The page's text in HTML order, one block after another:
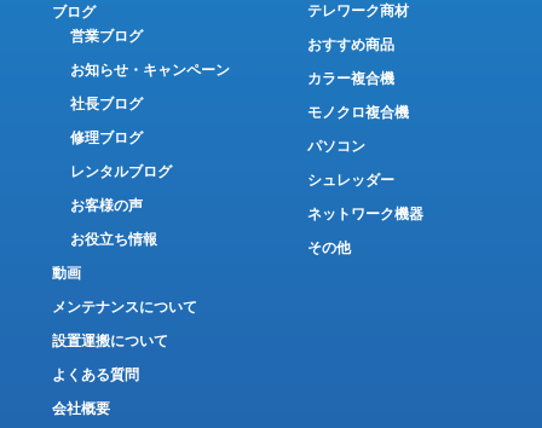
ブログ
営業ブログ
お知らせ・キャンペーン
社長ブログ
修理ブログ
レンタルブログ
お客様の声
お役立ち情報
動画
メンテナンスについて
設置運搬について
よくある質問
会社概要
テレワーク商材
おすすめ商品
カラー複合機
モノクロ複合機
パソコン
シュレッダー
ネットワーク機器
その他